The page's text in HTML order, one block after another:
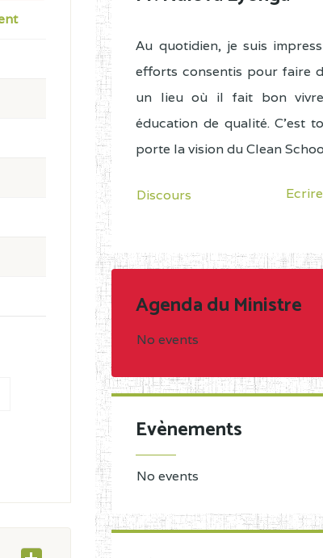
Au quotidien, je suis
efforts consentis pour faire
un lieu où il fait bon
éducation de qualité. C'est
porte la vision du Clean
Discours
Agenda du Ministre
No events
Evènements
No events